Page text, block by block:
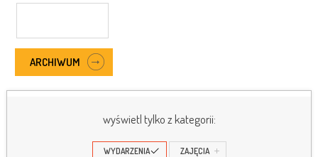
ARCHIWUM
wyświetl tylko z kategorii:
WYDARZENIA ZAJĘCIA